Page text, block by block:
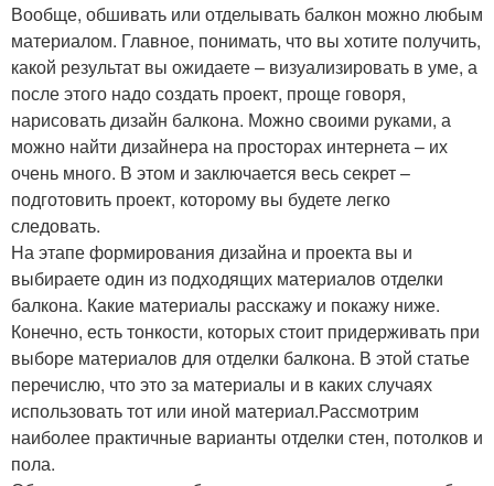
Вообще, обшивать или отделывать балкон можно любым
материалом. Главное, понимать, что вы хотите получить,
какой результат вы ожидаете – визуализировать в уме, а
после этого надо создать проект, проще говоря,
нарисовать дизайн балкона. Можно своими руками, а
можно найти дизайнера на просторах интернета – их
очень много. В этом и заключается весь секрет –
подготовить проект, которому вы будете легко
следовать.
На этапе формирования дизайна и проекта вы и
выбираете один из подходящих материалов отделки
балкона. Какие материалы расскажу и покажу ниже.
Конечно, есть тонкости, которых стоит придерживать при
выборе материалов для отделки балкона. В этой статье
перечислю, что это за материалы и в каких случаях
использовать тот или иной материал.Рассмотрим
наиболее практичные варианты отделки стен, потолков и
пола.